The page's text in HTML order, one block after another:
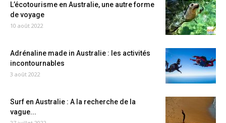
L’écotourisme en Australie, une autre forme
de voyage
10 août 2022
Adrénaline made in Australie : les activités
incontournables
3 août 2022
Surf en Australie : A la recherche de la
vague...